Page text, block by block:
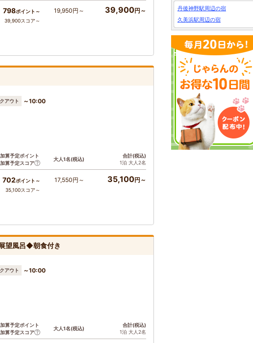
798ポイント～
39,900スコア～
19,950円～ 39,900円～
アウト
～10:00
加算予定ポイント
加算予定スコア
大人1名(税込)
合計(税込)
1泊 大人2名
702ポイント～
35,100スコア～
17,550円～ 35,100円～
望風呂◆朝食付き
アウト
～10:00
加算予定ポイント
加算予定スコア
大人1名(税込)
合計(税込)
1泊 大人2名
丹後神野駅周辺の宿
久美浜駅周辺の宿